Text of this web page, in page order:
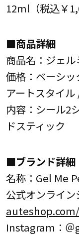
12ml（税込￥
■商品詳細
商品名：ジェ
価格：ベーシッ
アートスタイ
内容：シール2
ドスティック
■ブランド詳細
名称：Gel Me
公式オンライ
Instagram：